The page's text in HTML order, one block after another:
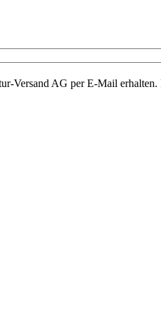
Versand AG per E-Mail